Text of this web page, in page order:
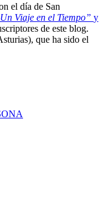
el día de San
Un Viaje en el Tiempo” y
de este blog.
que ha sido el